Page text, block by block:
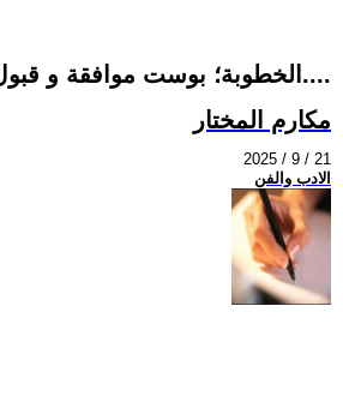
الخطوبة؛ بوست موافقة و قبول....
مكارم المختار
2025 / 9 / 21
الادب والفن